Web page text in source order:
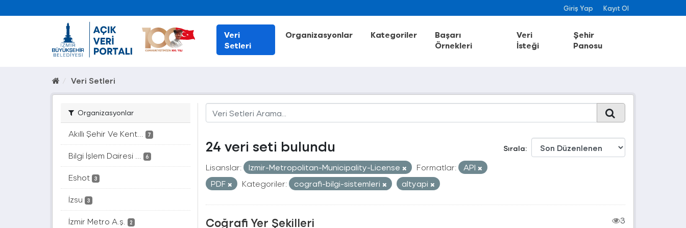
Giriş Yap Kayıt Ol
Veri
Setleri
Organizasyonlar Kategoriler
Başarı
Örnekleri
Veri
İsteği
Şehir
Panosu
Veri Setleri
Organizasyonlar
Akıllı Şehir Ve Kent... 7
Bilgi İşlem Dairesi ... 6
Eshot 3
İzsu 3
İzmir Metro A.ş. 2
Sırala
24 veri seti bulundu
Lisanslar: Izmir-Metropolitan-Municipality-License Formatlar:
API
PDF
Kategoriler: cografi-bilgi-sistemleri altyapi
Coğrafi Yer Şekilleri
3